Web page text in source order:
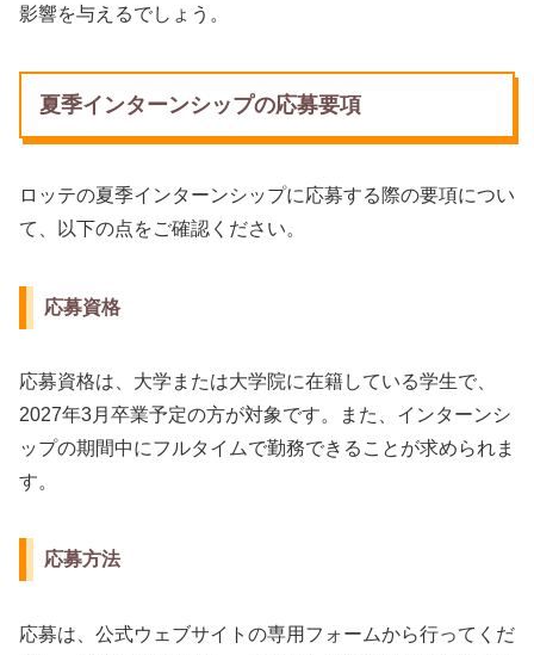
影響を与えるでしょう。
夏季インターンシップの応募要項
ロッテの夏季インターンシップに応募する際の要項につい
て、以下の点をご確認ください。
応募資格
応募資格は、大学または大学院に在籍している学生で、
2027年3月卒業予定の方が対象です。また、インターンシ
ップの期間中にフルタイムで勤務できることが求められま
す。
応募方法
応募は、公式ウェブサイトの専用フォームから行ってくだ